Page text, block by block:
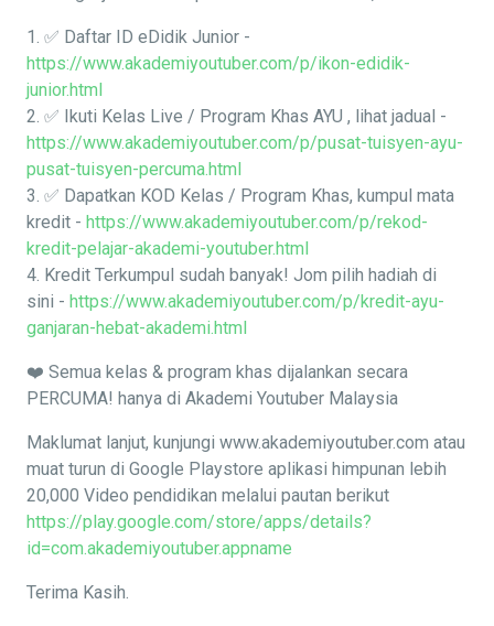
1. ✅ Daftar ID eDidik Junior -
https://www.akademiyoutuber.com/p/ikon-edidik-
junior.html
2. ✅ Ikuti Kelas Live / Program Khas AYU , lihat jadual -
https://www.akademiyoutuber.com/p/pusat-tuisyen-ayu-
pusat-tuisyen-percuma.html
3. ✅ Dapatkan KOD Kelas / Program Khas, kumpul mata
kredit - https://www.akademiyoutuber.com/p/rekod-
kredit-pelajar-akademi-youtuber.html
4. Kredit Terkumpul sudah banyak! Jom pilih hadiah di
sini - https://www.akademiyoutuber.com/p/kredit-ayu-
ganjaran-hebat-akademi.html
❤️ Semua kelas & program khas dijalankan secara
PERCUMA! hanya di Akademi Youtuber Malaysia
Maklumat lanjut, kunjungi www.akademiyoutuber.com atau
muat turun di Google Playstore aplikasi himpunan lebih
20,000 Video pendidikan melalui pautan berikut
https://play.google.com/store/apps/details?
id=com.akademiyoutuber.appname
Terima Kasih.